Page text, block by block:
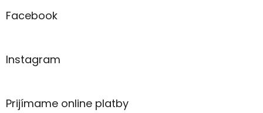
Facebook
Instagram
Prijímame online platby